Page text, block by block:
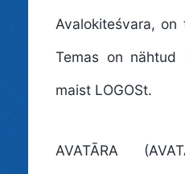
Avalokiteśvara, on
Temas on
maist LOGOSt.
AVATĀRA